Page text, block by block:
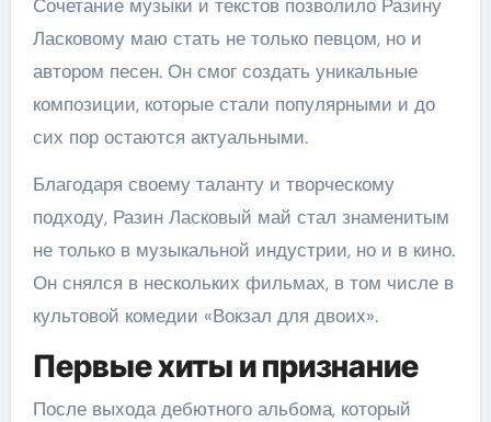
Сочетание музыки и текстов позволило Разину
Ласковому маю стать не только певцом, но и
автором песен. Он смог создать уникальные
композиции, которые стали популярными и до
сих пор остаются актуальными.
Благодаря своему таланту и творческому
подходу, Разин Ласковый май стал знаменитым
не только в музыкальной индустрии, но и в кино.
Он снялся в нескольких фильмах, в том числе в
культовой комедии «Вокзал для двоих».
Первые хиты и признание
После выхода дебютного альбома, который